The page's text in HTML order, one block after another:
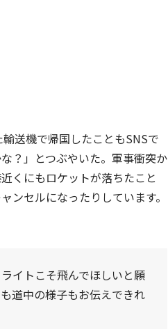
送機で帰国したこともSNSで
？」とつぶやいた。軍事衝突か
くにもロケットが落ちたこと
ンセルになったりしています。
イトこそ飛んでほしいと願
道中の様子もお伝えできれ